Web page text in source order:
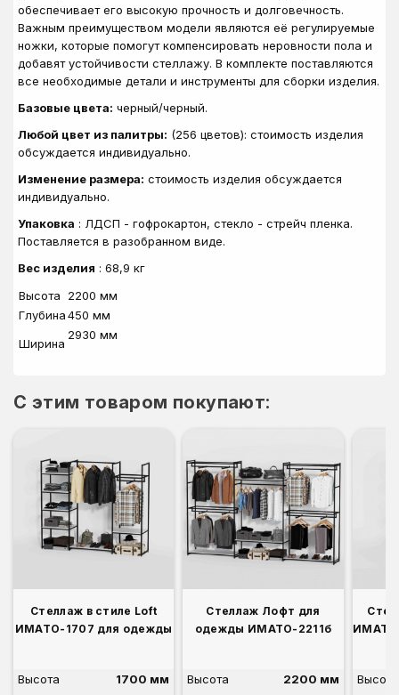
обеспечивает его высокую прочность и долговечность.
Важным преимуществом модели являются её регулируемые
ножки, которые помогут компенсировать неровности пола и
добавят устойчивости стеллажу. В комплекте поставляются
все необходимые детали и инструменты для сборки изделия.
Базовые цвета: черный/черный.
Любой цвет из палитры: (256 цветов): стоимость изделия
обсуждается индивидуально.
Изменение размера: стоимость изделия обсуждается
индивидуально.
Упаковка : ЛДСП - гофрокартон, стекло - стрейч пленка.
Поставляется в разобранном виде.
Вес изделия : 68,9 кг
Высота
2200 мм
Глубина450 мм
Ширина
2930 мм
C этим товаром покупают:
Стеллаж в стиле Loft
ИМАТО-1707 для одежды
Высота
1700 мм
Стеллаж Лофт для
одежды ИМАТО-2211б
Высота
2200 мм
ИМАТО-
Высота